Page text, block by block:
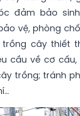
đảm bảo
vệ, phòng
cây thiết
cầu về cơ cấu,
trồng; tránh